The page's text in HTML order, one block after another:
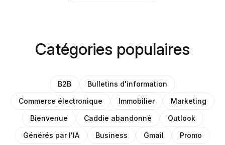
Catégories populaires
B2B
Bulletins d'information
Commerce électronique
Immobilier
Marketing
Bienvenue
Caddie abandonné
Outlook
Générés par l'IA
Business Gmail Promo